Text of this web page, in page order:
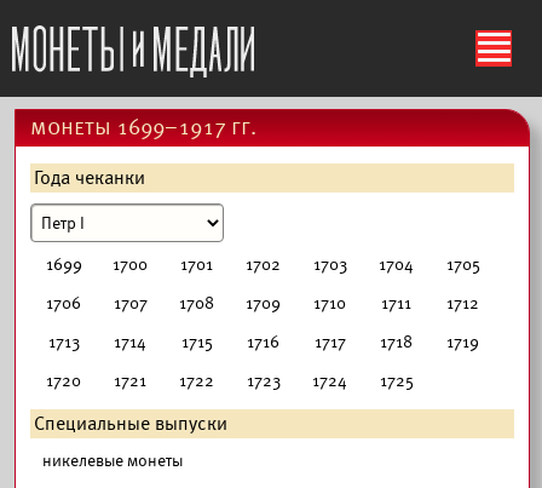
ś
монеты 1699–1917 гг.
Года чеканки
1699 1700 1701 1702 1703 1704
1705
1706
1707 1708 1709 1710 1711
1712
1713
1714 1715 1716 1717 1718
1719
1720
1721 1722 1723 1724 1725
Специальные выпуски
никелевые монеты